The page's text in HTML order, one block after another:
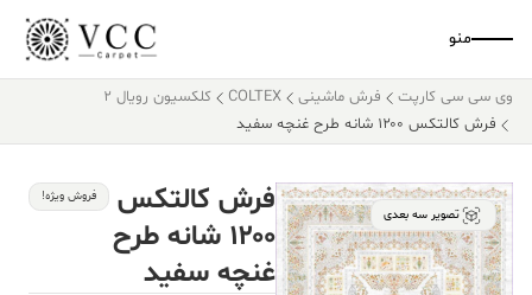
منو
وی سی سی کارپت فرش ماشینی COLTEX
کلکسیون رویال 2
فرش کالتکس ۱۲۰۰ شانه طرح غنچه سفید
تصویر سه بعدی
فرش کالتکس
۱۲۰۰ شانه طرح
غنچه سفید
فروش ویژه!